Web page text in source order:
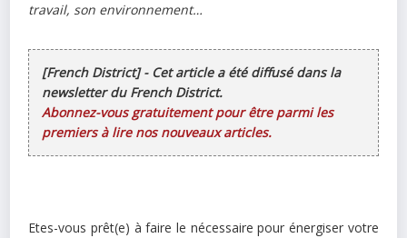
travail, son environnement…
[French District] - Cet article a été diffusé dans la
newsletter du French District.
Abonnez-vous gratuitement pour être parmi les
premiers à lire nos nouveaux articles.
Etes-vous prêt(e) à faire le nécessaire pour énergiser votre